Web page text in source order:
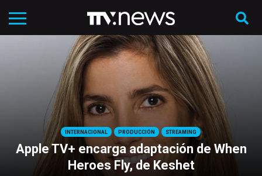
INTERNACIONAL PRODUCCIÓN STREAMING
Apple TV+ encarga adaptación de When
Heroes Fly, de Keshet